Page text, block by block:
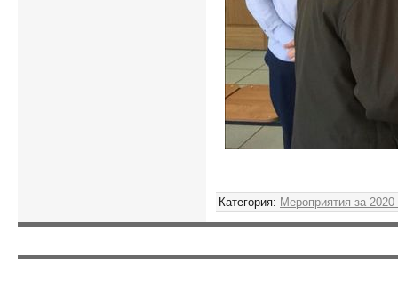
Категория: Мероприятия за 2020